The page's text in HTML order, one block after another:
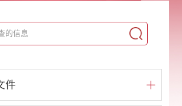
件